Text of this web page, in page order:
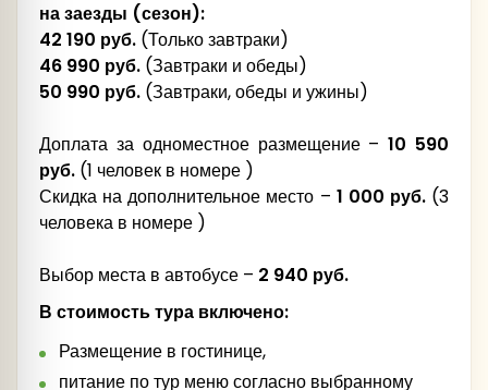
Свято-Успенского кафедрального
собора
Базовое размещение:
Гостиница «СмоленскОтель 3*», г. Смоленск
Ужин в ресторане отеля.
Гостиница «Октябрьская 3*», г. Псков (номер
реестровой записи
С602024014375
)
реестровой записиС602024019829)
Внимание!
Гостиница «Садко 3*», г. Великий Новгород
(номер реестровой записиС532024001915
Новгород (номер реестровой записи
С532024003778)
Гостиница «Амакс Россия 3*», г. Великий
С532024015327)
Ужин
на заезды (сезон):
42 190 руб. (Только завтраки)
46 990 руб. (Завтраки и обеды)
50 990 руб. (Завтраки, обеды и ужины)
Доплата за одноместное размещение –10 590
руб. (1 человек в номере )
Скидка на дополнительное место – 1 000 руб.(3
человека в номере )
Выбор места в автобусе – 2 940 руб.
В стоимость тура включено:
Размещение в гостинице,
питание по тур меню согласно выбранному